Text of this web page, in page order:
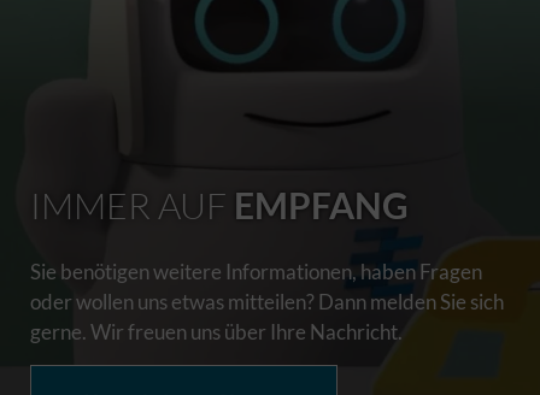
IMMER AUF EMPFANG
Sie benötigen weitere Informationen, haben Fragen
oder wollen uns etwas mitteilen? Dann melden Sie sich
gerne. Wir freuen uns über Ihre Nachricht.